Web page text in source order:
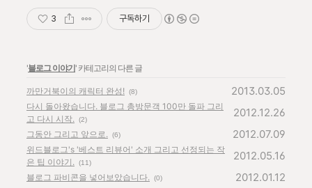
3 구독하기
'블로그 이야기' 카테고리의 다른 글
까만거북이의 캐릭터 완성! (8) 2013.03.05
다시 돌아왔습니다. 블로그 총방문객 100만 돌파 그리
고 다시 시작. (2)
2012.12.26
그동안 그리고 앞으로. (6) 2012.07.09
위드블로그's '베스트 리뷰어' 소개 그리고 선정되는 작
은 팁 이야기. (11)
2012.05.16
블로그 파비콘을 넣어보았습니다. (0) 2012.01.12